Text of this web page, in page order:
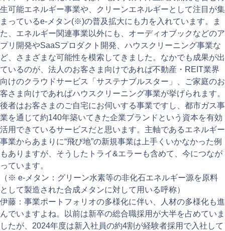
生可能エネルギー事業や、クリーンエネルギーとして注目が集
まっているe-メタン(※)の普及拡大にも力を入れています。ま
た、エネルギー関連事業以外にも、オーディオブックなどのア
プリ開発やSaaSプロダクト開発、ハウスクリーニング事業な
ど、さまざまな可能性を模索してきました。なかでも成果が出
ているのが、法人のお客さま向けであれば不動産・REIT業界
向けのクラウドサービス「サステナブルスター」、ご家庭のお
客さま向けであればハウスクリーニング事業が挙げられます。
後者はお客さまのご自宅にお伺いする事業ですし、都市ガス事
業を通じて約140年築いてきた企業ブランドという資本を有効
活用できているサービスだと思います。主軸であるエネルギー
事業からあまりに“飛び地”の新規事業は上手くいかなかった例
もありますが、そうしたトライ&エラーも含めて、今につなが
っています。
（※ e-メタン：グリーン水素等の非化石エネルギー源を原料
として製造された合成メタンに対して用いる呼称）
伊藤：事業ポートフォリオの多様化に伴い、人材の多様化も進
んでいますよね。以前は新卒の総合職採用が大半を占めていま
したが、2024年度は新入社員の約4割が経験者採用で入社して